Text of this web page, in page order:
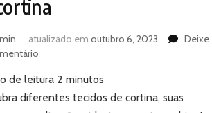
atualizado em outubro 6, 2023
Deixe
os
diferentes
de leitura 2 minutos
diferentes tecidos de cortina, suas